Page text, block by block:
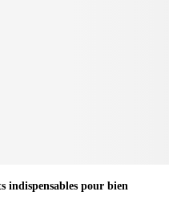
indispensables pour bien